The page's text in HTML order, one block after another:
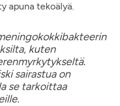
apuna tekoälyä.
kuten
sairastua on
se tarkoittaa